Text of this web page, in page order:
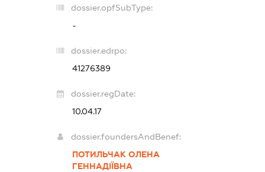
dossier.opfSubType:
-
dossier.edrpo:
41276389
dossier.regDate:
10.04.17
dossier.foundersAndBenef:
ПОТИЛЬЧАК ОЛЕНА
ГЕННАДІЇВНА